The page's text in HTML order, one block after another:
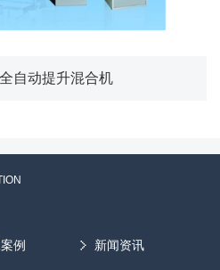
自动提升混合机
例 新闻资讯